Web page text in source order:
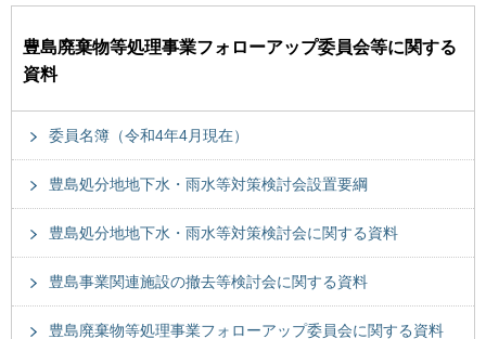
豊島廃棄物等処理事業フォローアップ委員会等に関する
資料
委員名簿（令和4年4月現在）
豊島処分地地下水・雨水等対策検討会設置要綱
豊島処分地地下水・雨水等対策検討会に関する資料
豊島事業関連施設の撤去等検討会に関する資料
豊島廃棄物等処理事業フォローアップ委員会に関する資料